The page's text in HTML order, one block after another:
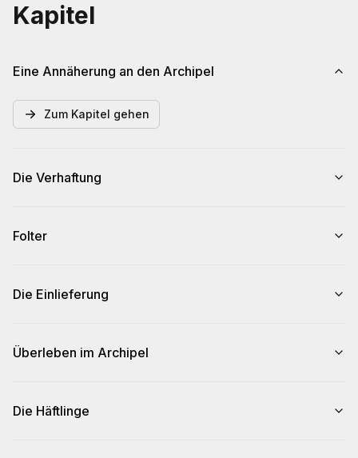
Kapitel
Eine Annäherung an den Archipel
Zum Kapitel gehen
Die Verhaftung
Folter
Die Einlieferung
Überleben im Archipel
Die Häftlinge